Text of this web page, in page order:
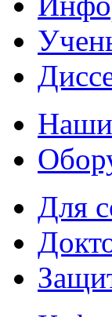
Наши
Для